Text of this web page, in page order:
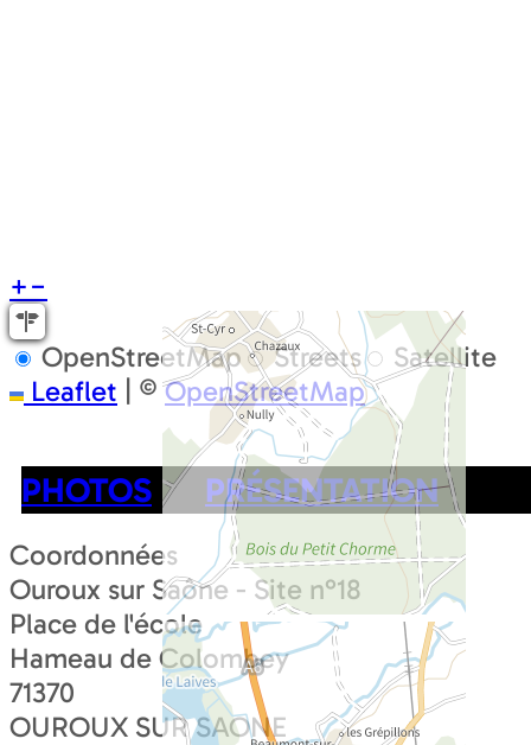
+−
OpenStreetMap Streets
Satellite
Leaflet | ©OpenStreetMap
PHOTOS PRÉSENTATION
Coordonnées
Ouroux sur Saône - Site n°18
Place de l'école
Hameau de Colombey
71370
OUROUX SUR SAONE